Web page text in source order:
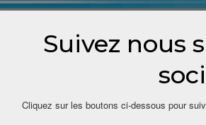
panique
où quatre
et
attaqué une
Suivez nous
Cliquez sur les boutons ci-dessous pour